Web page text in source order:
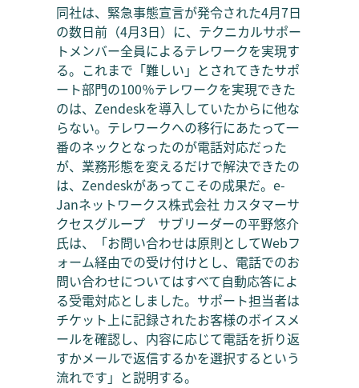
同社は、緊急事態宣言が発令された4月7日
の数日前（4月3日）に、テクニカルサポー
トメンバー全員によるテレワークを実現す
る。これまで「難しい」とされてきたサポ
ート部門の100％テレワークを実現できた
のは、Zendeskを導入していたからに他な
らない。テレワークへの移行にあたって一
番のネックとなったのが電話対応だった
が、業務形態を変えるだけで解決できたの
は、Zendeskがあってこその成果だ。e-
Janネットワークス株式会社 カスタマーサ
クセスグループ サブリーダーの平野悠介
氏は、「お問い合わせは原則としてWebフ
ォーム経由での受け付けとし、電話でのお
問い合わせについてはすべて自動応答によ
る受電対応としました。サポート担当者は
チケット上に記録されたお客様のボイスメ
ールを確認し、内容に応じて電話を折り返
すかメールで返信するかを選択するという
流れです」と説明する。